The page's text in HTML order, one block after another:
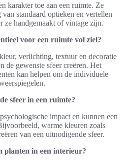
karakter toe aan een ruimte. Ze
standaard optieken en vertellen
ze handgemaakt of vintage zijn.
voor een ruimte vol ziel?
verlichting, textuur en decoratie
de gewenste sfeer creëren. Het
kan helpen om de individuele
sfeer in een ruimte?
impact en kunnen een
warme kleuren zoals
van een uitnodigende sfeer.
planten in een interieur?